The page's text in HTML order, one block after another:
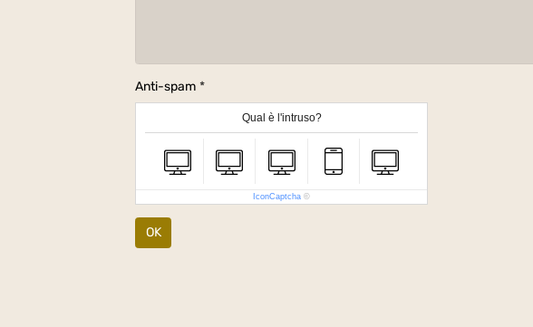
Anti-spam
Qual è l'intruso?
IconCaptcha ©
OK